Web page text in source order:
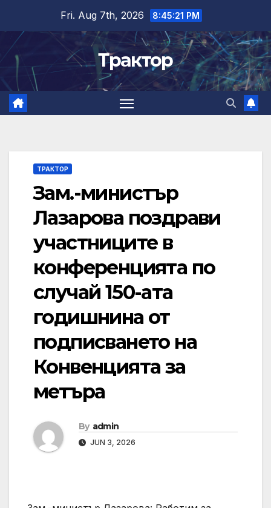
content
Fri. Aug 7th, 2026 8:45:22 PM
Трактор
ТРАКТОР
Зам.-министър
Лазарова поздрави
участниците в
конференцията по
случай 150-ата
годишнина от
подписването на
Конвенцията за
метъра
By admin
JUN 3, 2026